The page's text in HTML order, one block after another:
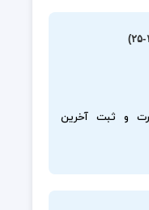
و ثبت آخرین